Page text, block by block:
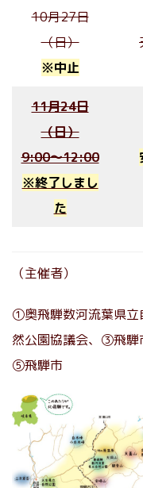
10月27日
（日）
※中止
11月24日
（日）
9:00〜12:00
※終了しまし
た
（主催者）
①奥飛騨数河流葉県
然公園協議会、③飛騨
⑤飛騨市